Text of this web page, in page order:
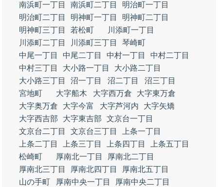
南浜町一丁目
南浜町二丁目
明治町一丁目
明治町二丁目
明神町一丁目
明神町二丁目
明神町三丁目
若松町
川添町一丁目
川添町二丁目
川添町三丁目
琴崎町
中尾一丁目
中尾二丁目 中村一丁目
中村二丁目
中村三丁目
大小路一丁目
大小路二丁目
大小路三丁目
沼一丁目 沼二丁目
沼三丁目
宮地町
大字船木 大字西万倉
大字東万倉
大字奥万倉
大字今富 大字芦河内
大字矢矯
大字西吉部
大字東吉部
文京台一丁目
文京台二丁目
文京台三丁目
上条一丁目
上条二丁目
上条三丁目 上条四丁目
上条五丁目
松崎町
厚南北一丁目
厚南北二丁目
厚南北三丁目
厚南北四丁目
厚南北五丁目
山の手町
厚南中央一丁目
厚南中央二丁目